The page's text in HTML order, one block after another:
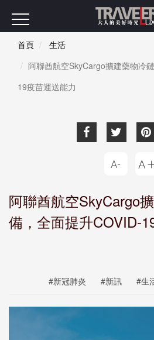
首頁
生活
阿聯酋航空SkyCargo擴建藥物冷
19疫苗運送能力
阿聯酋航空SkyCargo
備，全面提升COVID-
#新冠肺炎 #新訊 #生